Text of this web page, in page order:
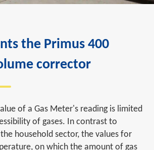
the Primus 400
corrector
of a Gas Meter's reading is limited
of gases. In contrast to
household sector, the values for
on which the amount of gas